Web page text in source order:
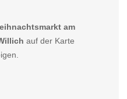
am
auf der Karte